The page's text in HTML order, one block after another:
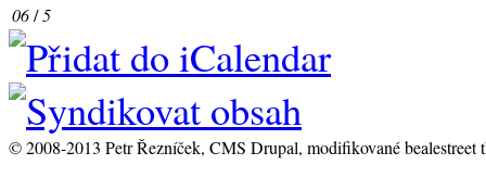
06/5
© 2008-2013 Petr Řezníček, CMS Drupal, modifikované bealestreet